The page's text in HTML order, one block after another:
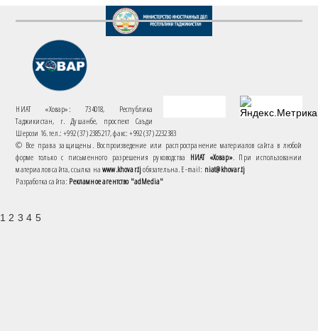
НИАТ «Ховар»: 734018, Республика
Таджикистан, г. Душанбе, проспект Саъди
Шерози 16. тел.: +992 (37) 2385217, факс: +992 (37) 2232383
© Все права защищены. Воспроизведение или распространение материалов сайта в любой
форме только с письменного разрешения руководства НИАТ «Ховар». При использовании
материалов сайта, ссылка наwww.khovar.tjобязательна. E-mail: niat@khovar.tj
Разработка сайта: Рекламное агентство "adMedia"
1 2 3 4 5